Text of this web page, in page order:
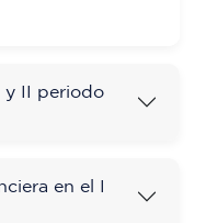
y II periodo
en el I